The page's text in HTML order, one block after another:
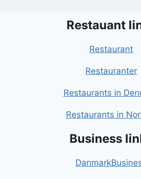
Restauant
Restaurant
Restauranter
Restaurants in
Restaurants in
Business